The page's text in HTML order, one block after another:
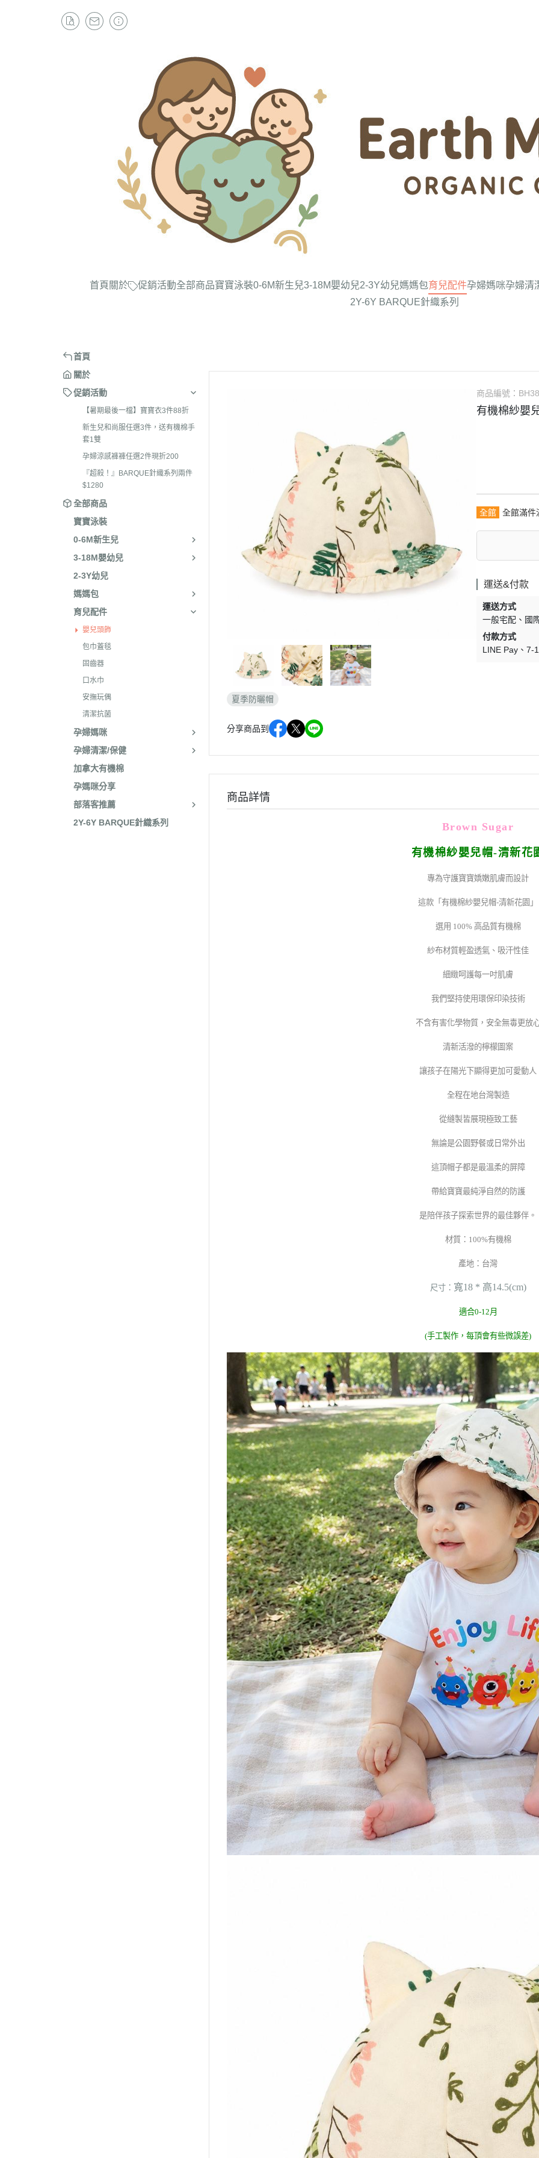
首頁 關於 促銷活動全部商品寶寶泳裝0-6M新生兒3-18M嬰幼兒2-3Y幼兒媽媽包育兒配件孕婦媽咪孕婦清
2Y-6Y BARQUE針織系列
首頁
關於
促銷活動
【暑期最後一檔】寶寶衣3件88折
新生兒和尚服任選3件，送有機棉手
套1雙
孕婦涼感褲褲任選2件現折200
『超殺！』BARQUE針織系列兩件
$1280
全部商品
寶寶泳裝
0-6M新生兒
3-18M嬰幼兒
2-3Y幼兒
媽媽包
育兒配件
嬰兒頭飾
包巾蓋毯
固齒器
口水巾
安撫玩偶
清潔抗菌
孕婦媽咪
孕婦清潔/保健
加拿大有機棉
孕媽咪分享
部落客推薦
2Y-6Y BARQUE針織系列
夏季防曬帽
分享商品到
商品編號：
有機棉紗嬰
全館 全館滿件
運送&付款
運送方式
一般宅配
國
付款方式
LINE Pay
7-
商品詳情
Brown Sugar
有機棉紗嬰兒帽-清新花
專為守護寶寶嬌嫩肌膚而設計
這款「有機棉紗嬰兒帽-清新花園」
選用 100% 高品質有機棉
紗布材質輕盈透氣、吸汗性佳
細緻呵護每一吋肌膚
我們堅持使用環保印染技術
不含有害化學物質，安全無毒更放
清新活潑的檸檬圖案
讓孩子在陽光下顯得更加可愛動人
全程在地台灣製造
從縫製皆展現極致工藝
無論是公園野餐或日常外出
這頂帽子都是最溫柔的屏障
帶給寶寶最純淨自然的防護
是陪伴孩子探索世界的最佳夥伴。
材質：100%有機棉
產地：台灣
尺寸： 寬18 * 高14.5(cm)
適合0-12月
(手工製作，每頂會有些微誤差)